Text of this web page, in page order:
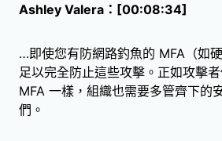
Ashley Valera：[00:08:34]
…即使您有防網路釣魚的 MFA（如
足以完全防止這些攻擊。正如攻擊
MFA 一樣，組織也需要多管齊下的
們。